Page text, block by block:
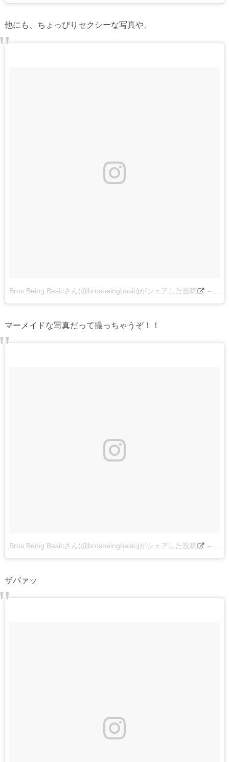
他にも、ちょっぴりセクシーな写真や、
Bros Being Basicさん(@brosbeingbasic)がシェアした投稿 –
マーメイドな写真だって撮っちゃうぞ！！
Bros Being Basicさん(@brosbeingbasic)がシェアした投稿 –
ザバァッ